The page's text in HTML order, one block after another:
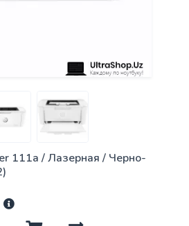
111a / Лазерная / Черно-